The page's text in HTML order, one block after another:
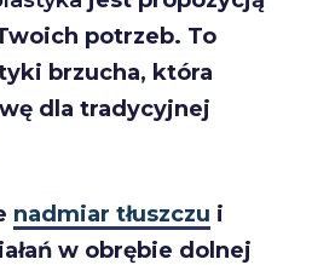
potrzeb. To
brzucha, która
dla tradycyjnej
nadmiar tłuszczu i
w obrębie dolnej